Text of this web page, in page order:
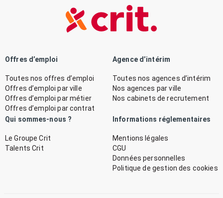
Offres d’emploi
Toutes nos offres d’emploi
Offres d’emploi par ville
Offres d’emploi par métier
Offres d’emploi par contrat
Agence d’intérim
Toutes nos agences d’intérim
Nos agences par ville
Nos cabinets de recrutement
Qui sommes-nous ?
Le Groupe Crit
Talents Crit
Informations réglementaires
Mentions légales
CGU
Données personnelles
Politique de gestion des cookies